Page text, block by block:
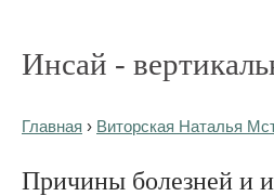
Инсай -
Главная › Виторская Наталья
Причины болезней и